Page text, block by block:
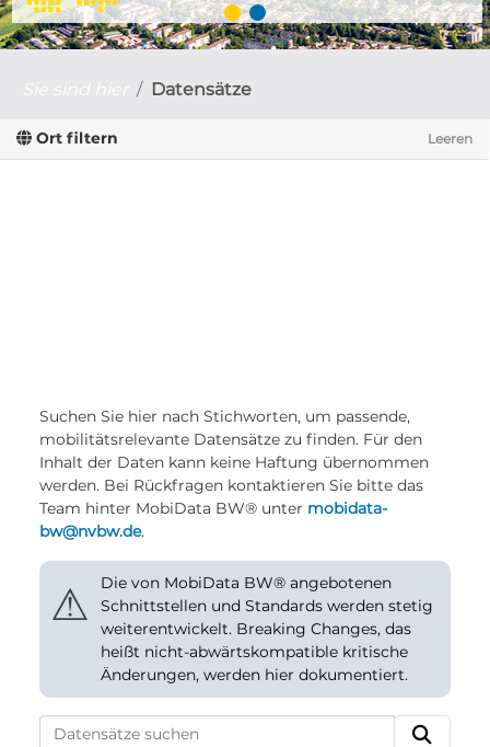
Datensätze
Ort filtern Leeren
Suchen Sie hier nach Stichworten, um passende,
mobilitätsrelevante Datensätze zu finden. Für den
Inhalt der Daten kann keine Haftung übernommen
werden. Bei Rückfragen kontaktieren Sie bitte das
Team hinter MobiData BW® unter mobidata-
bw@nvbw.de.
⚠
Die von MobiData BW® angebotenen
Schnittstellen und Standards werden stetig
weiterentwickelt. Breaking Changes, das
heißt nicht-abwärtskompatible kritische
Änderungen, werden hier dokumentiert.